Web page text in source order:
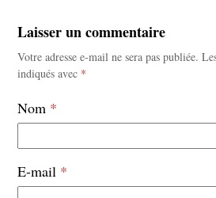
Laisser un commentaire
Votre adresse e-mail ne sera pas publiée.
indiqués avec *
Nom *
E-mail *